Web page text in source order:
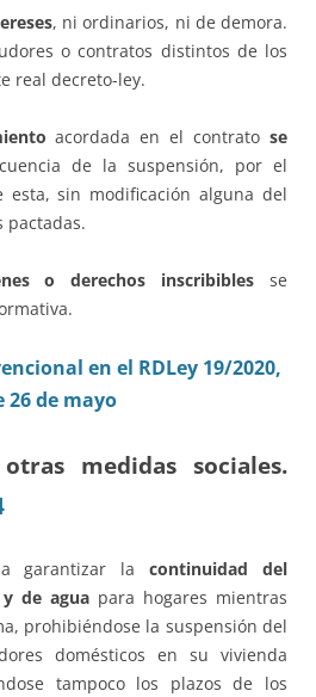
, ni ordinarios, ni de demora.
o contratos distintos de los
real decreto-ley.
acordada en el contratose
de la suspensión, por el
sin modificación alguna del
pactadas.
o derechos inscribibles se
en el RDLey 19/2020,
26 de mayo
medidas sociales.
a garantizar lacontinuidad del
de agua para hogares mientras
prohibiéndose la suspensión del
domésticos en su vivienda
tampoco los plazos de los